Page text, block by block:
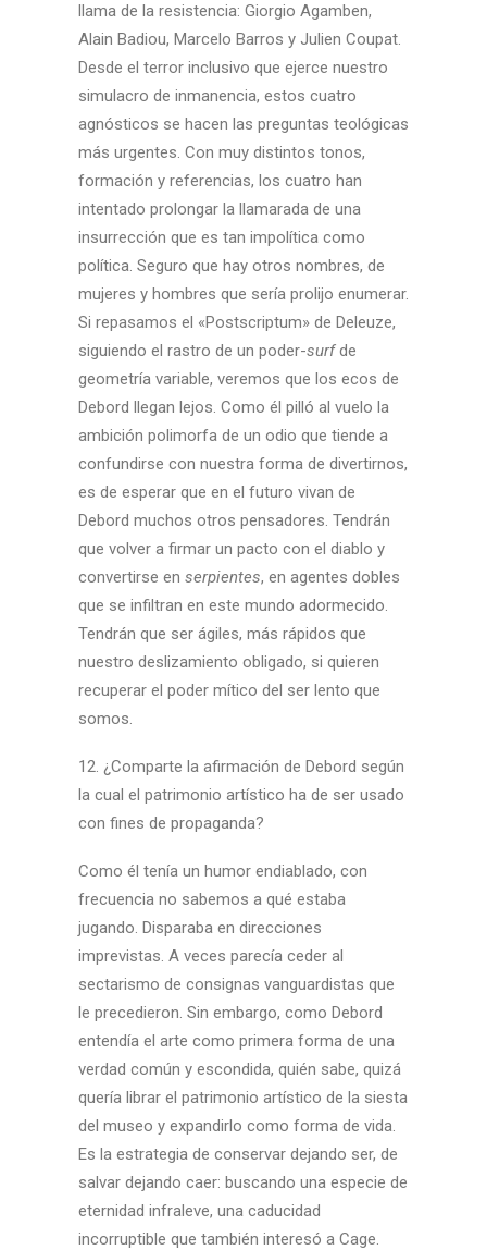
llama de la resistencia: Giorgio Agamben,
Alain Badiou, Marcelo Barros y Julien Coupat.
Desde el terror inclusivo que ejerce nuestro
simulacro de inmanencia, estos cuatro
agnósticos se hacen las preguntas teológicas
más urgentes. Con muy distintos tonos,
formación y referencias, los cuatro han
intentado prolongar la llamarada de una
insurrección que es tan impolítica como
política. Seguro que hay otros nombres, de
mujeres y hombres que sería prolijo enumerar.
Si repasamos el «Postscriptum» de Deleuze,
siguiendo el rastro de un poder-surfde
geometría variable, veremos que los ecos de
Debord llegan lejos. Como él pilló al vuelo la
ambición polimorfa de un odio que tiende a
confundirse con nuestra forma de divertirnos,
es de esperar que en el futuro vivan de
Debord muchos otros pensadores. Tendrán
que volver a firmar un pacto con el diablo y
convertirse en serpientes, en agentes dobles
que se infiltran en este mundo adormecido.
Tendrán que ser ágiles, más rápidos que
nuestro deslizamiento obligado, si quieren
recuperar el poder mítico del ser lento que
somos.
12. ¿Comparte la afirmación de Debord según
la cual el patrimonio artístico ha de ser usado
con fines de propaganda?
Como él tenía un humor endiablado, con
frecuencia no sabemos a qué estaba
jugando. Disparaba en direcciones
imprevistas. A veces parecía ceder al
sectarismo de consignas vanguardistas que
le precedieron. Sin embargo, como Debord
entendía el arte como primera forma de una
verdad común y escondida, quién sabe, quizá
quería librar el patrimonio artístico de la siesta
del museo y expandirlo como forma de vida.
Es la estrategia de conservar dejando ser, de
salvar dejando caer: buscando una especie de
eternidad infraleve, una caducidad
incorruptible que también interesó a Cage.